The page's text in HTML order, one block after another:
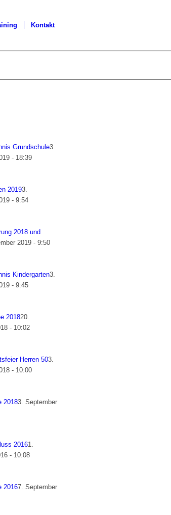
Kontakt
Grundschule3.
- 18:39
20193.
- 9:54
2018 und
2019 - 9:50
Kindergarten3.
- 9:45
201820.
- 10:02
Herren 503.
- 10:00
20183. September
20161.
- 10:08
20167. September